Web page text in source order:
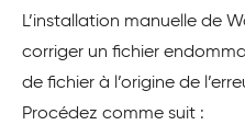
L’installation manuelle de
corriger un fichier
de fichier à l’origine de
Procédez comme suit :